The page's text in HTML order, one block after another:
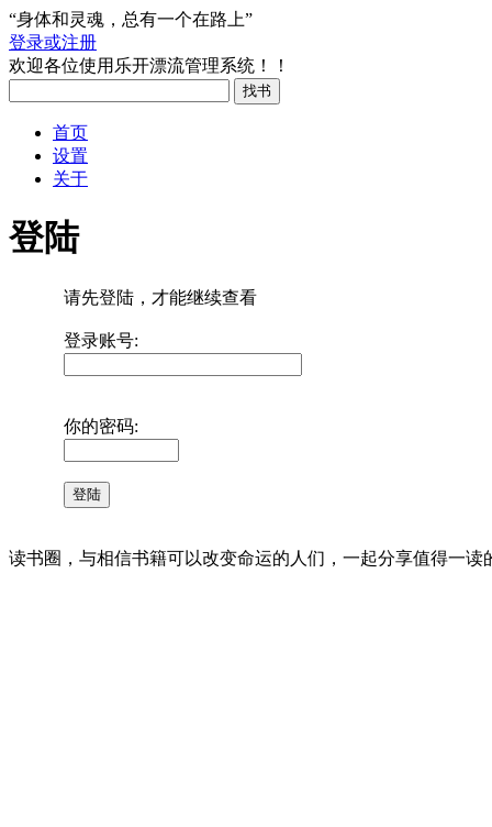
“身体和灵魂，总有一个在路上”
登录或注册
欢迎各位使用乐开漂流管理系统！！
首页
设置
关于
登陆
请先登陆，才能继续查看
登录账号:
你的密码:
读书圈，与相信书籍可以改变命运的人们，一起分享值得一读